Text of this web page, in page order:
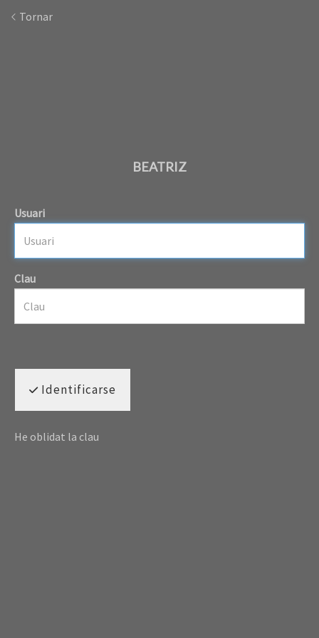
Tornar
BEATRIZ
Usuari
Clau
Identificarse
He oblidat la clau